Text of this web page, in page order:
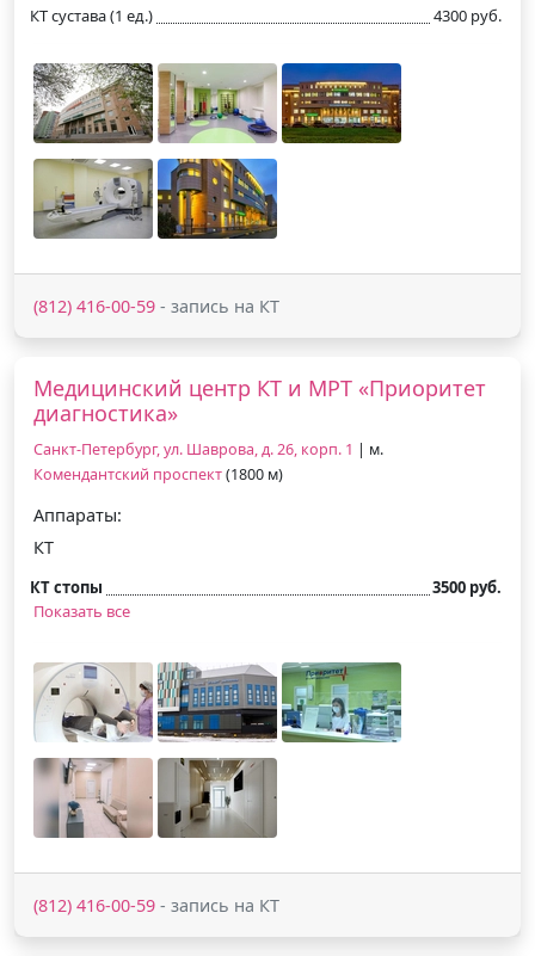
КТ сустава (1 ед.) 4300 руб.
(812) 416-00-59 - запись на КТ
Медицинский центр КТ и МРТ «Приоритет
диагностика»
Санкт-Петербург, ул. Шаврова, д. 26, корп. 1 | м.
Комендантский проспект(1800 м)
Аппараты:
КТ
КТ стопы
3500 руб.
Показать все
(812) 416-00-59 - запись на КТ